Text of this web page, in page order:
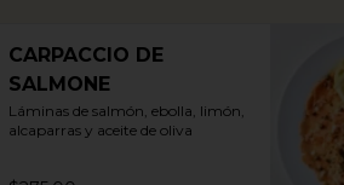
CARPACCIO DE
SALMONE
Láminas de salmón, ebolla, limón,
alcaparras y aceite de oliva